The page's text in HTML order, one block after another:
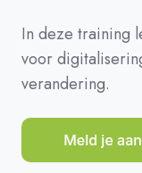
In deze training
voor
verandering.